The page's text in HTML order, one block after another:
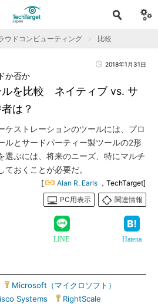
ウドコンピューティング 比較
2018年1月31日
ルを比較 ネイティブ vs. サ
は？
か否か
ケストレーションのツールには、プロ
ルとサードパーティー製ツールの2形
選ぶには、将来のニーズ、特にマルチ
おくことが必要だ。
[ Alan R. Earls ，TechTarget]
PC用表示
関連情報
LINE Hatena
Microsoft（マイクロソフト）
Systems RightScale